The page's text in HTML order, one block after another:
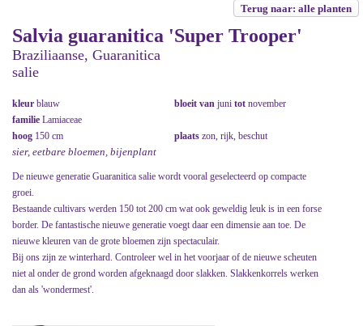
Terug naar: alle planten
Salvia guaranitica 'Super Trooper'
Braziliaanse, Guaranitica
salie
kleur blauw bloeit van juni tot november
familie Lamiaceae
hoog 150 cm plaats zon, rijk, beschut
sier, eetbare bloemen, bijenplant
De nieuwe generatie Guaranitica salie wordt vooral geselecteerd op compacte
groei.
Bestaande cultivars werden 150 tot 200 cm wat ook geweldig leuk is in een forse
border. De fantastische nieuwe generatie voegt daar een dimensie aan toe. De
nieuwe kleuren van de grote bloemen zijn spectaculair.
Bij ons zijn ze winterhard. Controleer wel in het voorjaar of de nieuwe scheuten
niet al onder de grond worden afgeknaagd door slakken. Slakkenkorrels werken
dan als 'wondermest'.